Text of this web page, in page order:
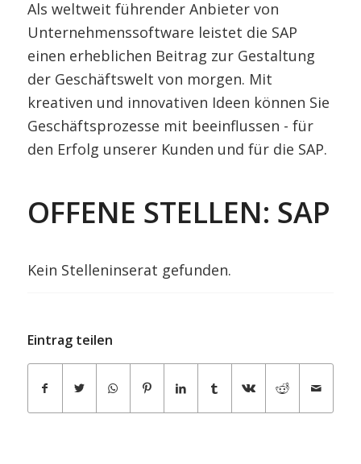
Als weltweit führender Anbieter von
Unternehmenssoftware leistet die SAP
einen erheblichen Beitrag zur Gestaltung
der Geschäftswelt von morgen. Mit
kreativen und innovativen Ideen können Sie
Geschäftsprozesse mit beeinflussen - für
den Erfolg unserer Kunden und für die SAP.
OFFENE STELLEN: SAP
Kein Stelleninserat gefunden.
Eintrag teilen